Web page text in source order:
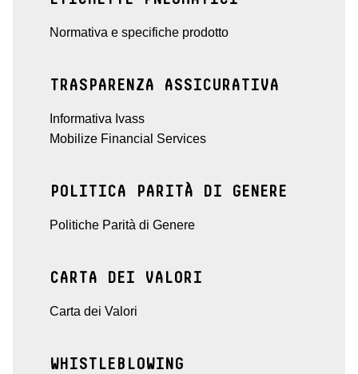
Normativa e specifiche prodotto
TRASPARENZA ASSICURATIVA
Informativa Ivass
Mobilize Financial Services
POLITICA PARITÀ DI GENERE
Politiche Parità di Genere
CARTA DEI VALORI
Carta dei Valori
WHISTLEBLOWING